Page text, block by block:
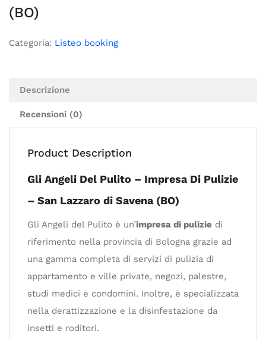
(BO)
Categoria: Listeo booking
Descrizione
Recensioni (0)
Product Description
Gli Angeli Del Pulito – Impresa Di Pulizie
– San Lazzaro di Savena (BO)
Gli Angeli del Pulito è un’impresa di pulizie di
riferimento nella provincia di Bologna grazie ad
una gamma completa di servizi di pulizia di
appartamento e ville private, negozi, palestre,
studi medici e condomini. Inoltre, è specializzata
nella derattizzazione e la disinfestazione da
insetti e roditori.